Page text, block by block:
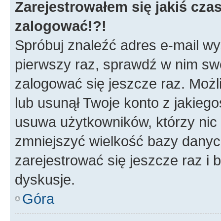
Zarejestrowałem się jakiś
zalogować!?!
Spróbuj znaleźć adres e-mail
pierwszy raz, sprawdź w nim
zalogować się jeszcze raz.
lub usunął Twoje konto z
usuwa użytkowników, którzy
zmniejszyć wielkość bazy
zarejestrować się jeszcze raz i
dyskusje.
Góra